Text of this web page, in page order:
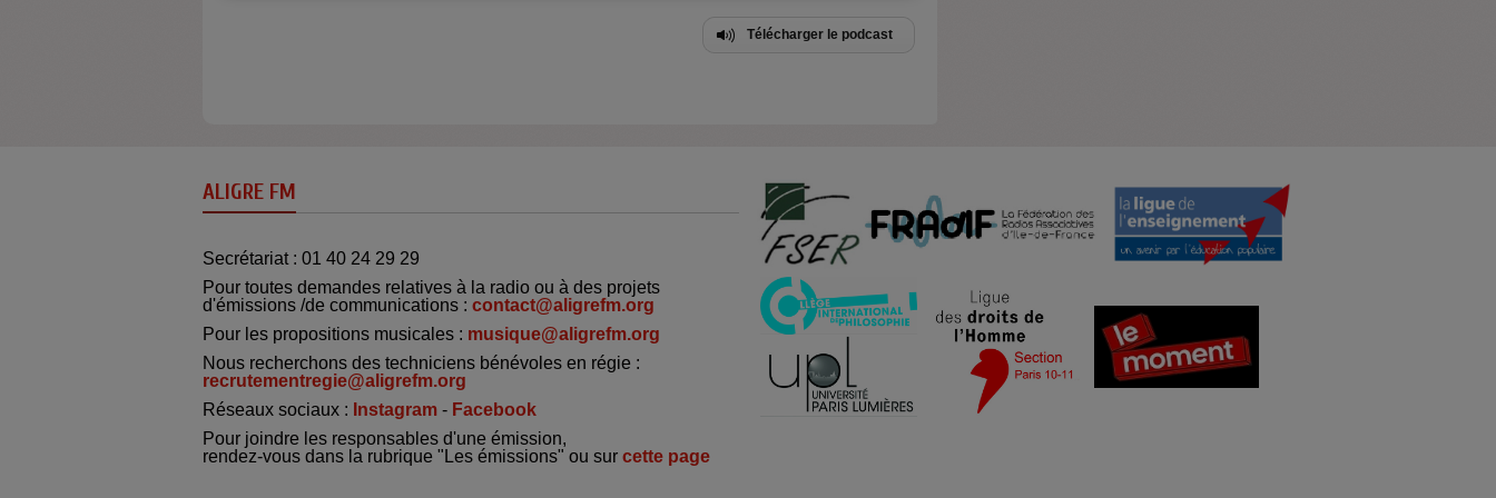
Télécharger le podcast
ALIGRE FM
Secrétariat : 01 40 24 29 29
Pour toutes demandes relatives à la radio ou à des projets
d'émissions /de communications : contact@aligrefm.org
Pour les propositions musicales : musique@aligrefm.org
Nous recherchons des techniciens bénévoles en régie :
recrutementregie@aligrefm.org
Réseaux sociaux : Instagram - Facebook
Pour joindre les responsables d'une émission,
rendez-vous dans la rubrique "Les émissions" ou sur cette page